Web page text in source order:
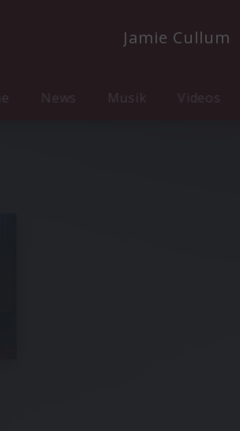
Jamie Cullum
News Musik Videos